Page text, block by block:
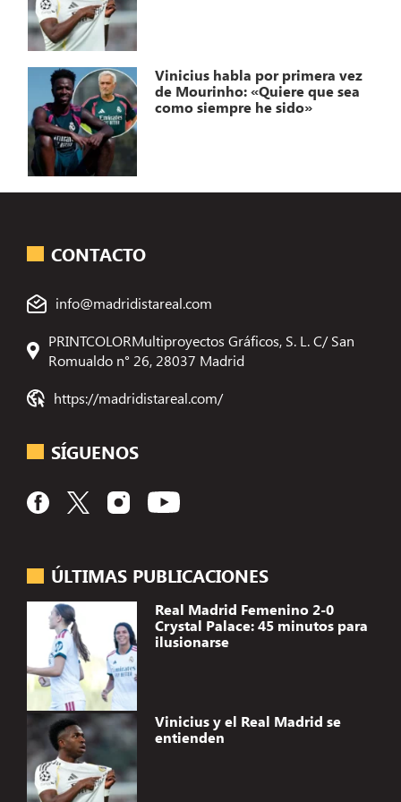
Vinicius habla por primera vez
de Mourinho: «Quiere que sea
como siempre he sido»
ÚLTIMAS PUBLICACIONES
Real Madrid Femenino 2-0
Crystal Palace: 45 minutos para
ilusionarse
Vinicius y el Real Madrid se
entienden
CONTACTO
info@madridistareal.com
PRINTCOLORMultiproyectos Gráficos, S. L. C/ San
Romualdo n° 26, 28037 Madrid
https://madridistareal.com/
SÍGUENOS